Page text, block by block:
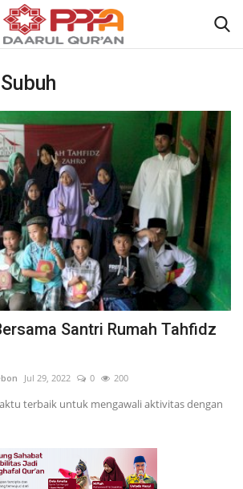
Register
Santri Rumah Tahfidz
Jul 29, 2022 0 200
terbaik untuk mengawali aktivitas dengan